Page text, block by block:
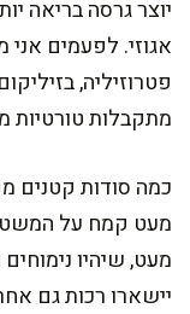
יוצר גרסה בריאה
אגוזי. לפעמים
פטרוזיליה,
מתקבלות טורטיות
כמה סודות קטנים
מעט קמח על
מעט, שיהיו
יישארו רכות גם